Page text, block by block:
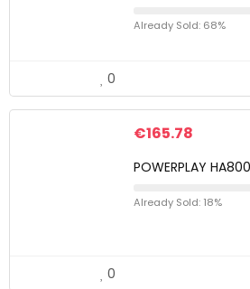
Already Sold: 68%
0
€165.78
POWERPLAY
Already Sold: 18%
0